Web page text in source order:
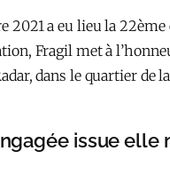
2021 a eu lieu la
Fragil met à
dans le quartier de
issue elle